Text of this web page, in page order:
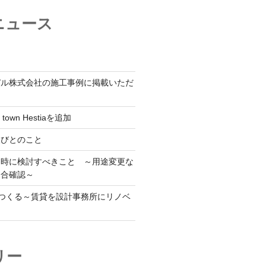
ュース
株式会社の施工事例に掲載いただ
Hestiaを追加
とのこと
に検討すべきこと ～用途変更な
確認～
くる～賃貸を設計事務所にリノベ
ー